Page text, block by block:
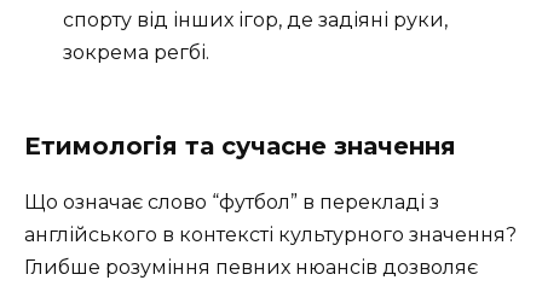
спорту від інших ігор, де задіяні руки,
зокрема регбі.
Етимологія та сучасне значення
Що означає слово “футбол” в перекладі з
англійського в контексті культурного значення?
Глибше розуміння певних нюансів дозволяє